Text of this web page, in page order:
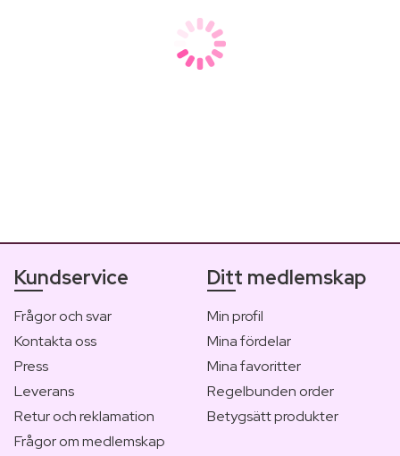
Kundservice
Frågor och svar
Kontakta oss
Press
Leverans
Retur och reklamation
Frågor om medlemskap
Ditt medlemskap
Min profil
Mina fördelar
Mina favoritter
Regelbunden order
Betygsätt produkter